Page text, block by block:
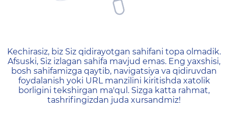
404 — Страница не
Kechirasiz, biz Siz qidirayotgan sahifani topa olmadik.
Afsuski, Siz izlagan sahifa mavjud emas. Eng yaxshisi,
bosh sahifamizga qaytib, navigatsiya va qidiruvdan
foydalanish yoki URL manzilini kiritishda xatolik
borligini tekshirgan ma'qul. Sizga katta rahmat,
tashrifingizdan juda xursandmiz!